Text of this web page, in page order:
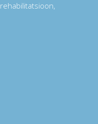
rehabilitatsioon,